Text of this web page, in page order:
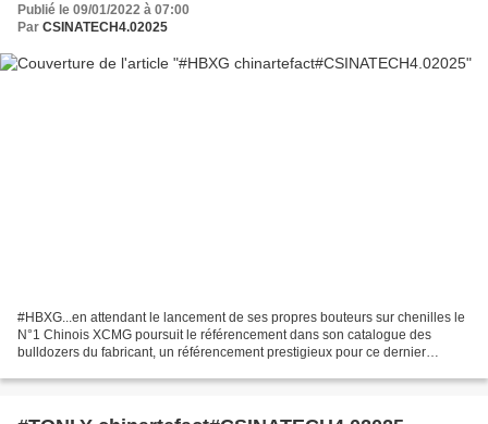
Publié le 09/01/2022 à 07:00
Par CSINATECH4.02025
#HBXG...en attendant le lancement de ses propres bouteurs sur chenilles le
N°1 Chinois XCMG poursuit le référencement dans son catalogue des
bulldozers du fabricant, un référencement prestigieux pour ce dernier